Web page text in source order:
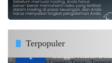
Terpopuler
1
DPMPTSP Lingga
Langgar Aturan